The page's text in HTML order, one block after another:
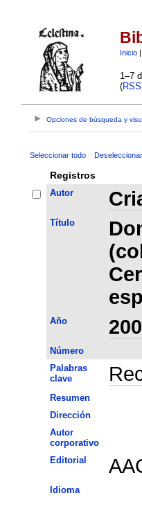
Inicio|
1–7
(RSS
Opciones de búsqueda y
Seleccionar todo
Registros
Autor
Título
Año
Número
Palabras
clave
Resumen
Dirección
Autor
corporativo
Editorial
Idioma